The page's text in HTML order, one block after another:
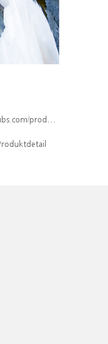
isin/DE000WA69YE6